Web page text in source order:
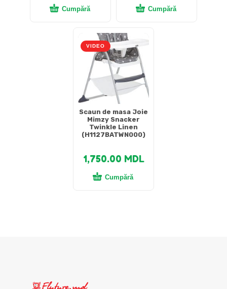
Cumpără Cumpără
VIDEO
Scaun de masa Joie
Mimzy Snacker
Twinkle Linen
(H1127BATWN000)
1,750.00 MDL
Cumpără